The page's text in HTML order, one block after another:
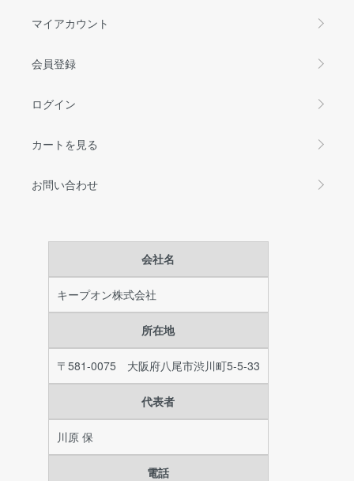
マイアカウント
会員登録
ログイン
カートを見る
お問い合わせ
会社名
キープオン株式会社
所在地
〒581-0075 大阪府八尾市渋川町5-5-33
代表者
川原 保
電話